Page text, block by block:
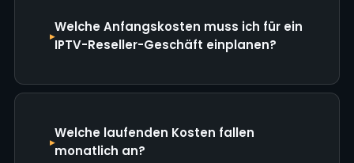
Welche Anfangskosten muss ich für ein
IPTV-Reseller-Geschäft einplanen?
Welche laufenden Kosten fallen
monatlich an?